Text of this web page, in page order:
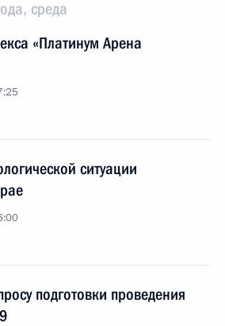
среда
«Платинум Арена
ситуации
подготовки проведения